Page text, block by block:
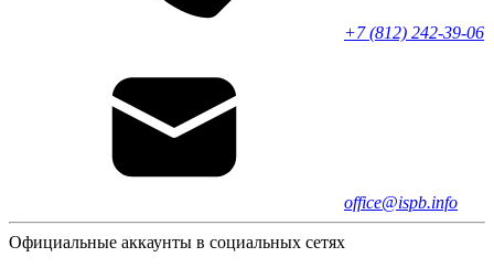
+7 (812) 242-39-06
office@ispb.info
Официальные аккаунты в социальных сетях